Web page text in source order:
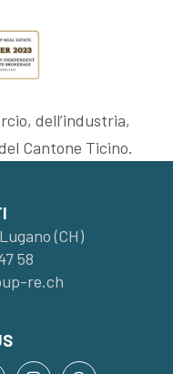
dell’industria,
Cantone Ticino.
(CH)
58
re.ch